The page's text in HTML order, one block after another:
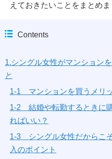
えておきたいことをまとめま
Contents
1.シングル女性がマンション
と
1-1 マンションを買うメリ
1-2 結婚や転勤するときに
ればいい？
1-3 シングル女性だからこ
入のポイント